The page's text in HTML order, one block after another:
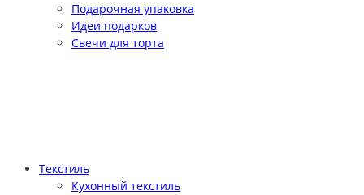
Подарочная упаковка
Идеи подарков
Свечи для торта
Текстиль
Кухонный текстиль